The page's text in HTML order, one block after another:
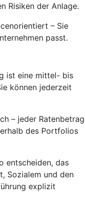
Risiken der Anlage.
– Sie
passt.
ist eine mittel- bis
können jederzeit
– jeder Ratenbetrag
des Portfolios
entscheiden, das
Sozialem und den
explizit